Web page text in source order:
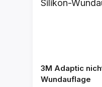
3M Adaptic
Wundauflage